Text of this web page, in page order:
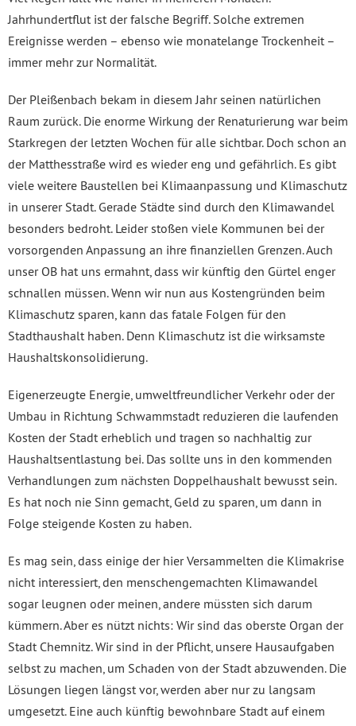
Jahrhundertflut ist der falsche Begriff. Solche extremen
Ereignisse werden – ebenso wie monatelange Trockenheit –
immer mehr zur Normalität.
Der Pleißenbach bekam in diesem Jahr seinen natürlichen
Raum zurück. Die enorme Wirkung der Renaturierung war beim
Starkregen der letzten Wochen für alle sichtbar. Doch schon an
der Matthesstraße wird es wieder eng und gefährlich. Es gibt
viele weitere Baustellen bei Klimaanpassung und Klimaschutz
in unserer Stadt. Gerade Städte sind durch den Klimawandel
besonders bedroht. Leider stoßen viele Kommunen bei der
vorsorgenden Anpassung an ihre finanziellen Grenzen. Auch
unser OB hat uns ermahnt, dass wir künftig den Gürtel enger
schnallen müssen. Wenn wir nun aus Kostengründen beim
Klimaschutz sparen, kann das fatale Folgen für den
Stadthaushalt haben. Denn Klimaschutz ist die wirksamste
Haushaltskonsolidierung.
Eigenerzeugte Energie, umweltfreundlicher Verkehr oder der
Umbau in Richtung Schwammstadt reduzieren die laufenden
Kosten der Stadt erheblich und tragen so nachhaltig zur
Haushaltsentlastung bei. Das sollte uns in den kommenden
Verhandlungen zum nächsten Doppelhaushalt bewusst sein.
Es hat noch nie Sinn gemacht, Geld zu sparen, um dann in
Folge steigende Kosten zu haben.
Es mag sein, dass einige der hier Versammelten die Klimakrise
nicht interessiert, den menschengemachten Klimawandel
sogar leugnen oder meinen, andere müssten sich darum
kümmern. Aber es nützt nichts: Wir sind das oberste Organ der
Stadt Chemnitz. Wir sind in der Pflicht, unsere Hausaufgaben
selbst zu machen, um Schaden von der Stadt abzuwenden. Die
Lösungen liegen längst vor, werden aber nur zu langsam
umgesetzt. Eine auch künftig bewohnbare Stadt auf einem